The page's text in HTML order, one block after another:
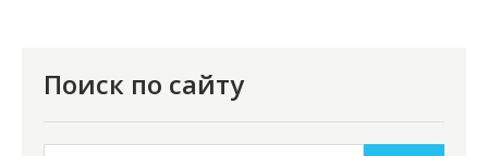
Поиск по сайту